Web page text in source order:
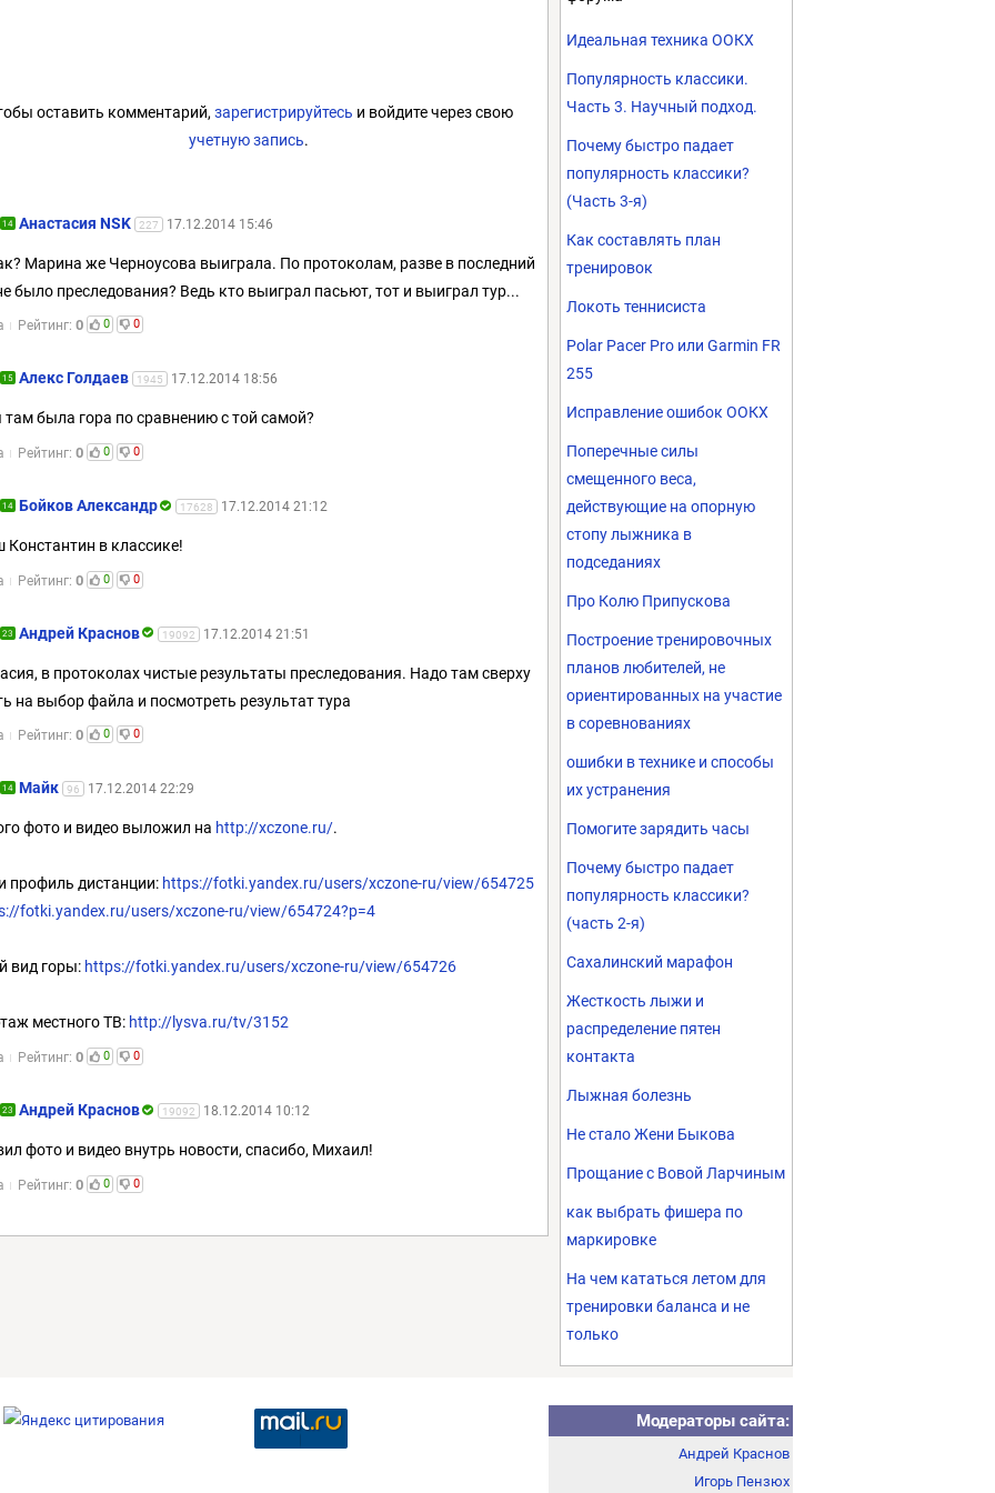
оставить комментарий, зарегистрируйтесь и войдите через свою
учетную запись.
14 Анастасия NSK 227 17.12.2014 15:46
Марина же Черноусова выиграла. По протоколам, разве в последний
было преследования? Ведь кто выиграл пасьют, тот и выиграл тур...
Рейтинг: 0 0 0
15 Алекс Голдаев 1945 17.12.2014 18:56
там была гора по сравнению с той самой?
Рейтинг: 0 0 0
14 Бойков Александр 17628 17.12.2014 21:12
Константин в классике!
Рейтинг: 0 0 0
23 Андрей Краснов 19092 17.12.2014 21:51
в протоколах чистые результаты преследования. Надо там сверху
на выбор файла и посмотреть результат тура
Рейтинг: 0 0 0
14 Майк 96 17.12.2014 22:29
фото и видео выложил на http://xczone.ru/.
профиль дистанции: https://fotki.yandex.ru/users/xczone-ru/view/654725
fotki.yandex.ru/users/xczone-ru/view/654724?p=4
вид горы: https://fotki.yandex.ru/users/xczone-ru/view/654726
местного ТВ: http://lysva.ru/tv/3152
Рейтинг: 0 0 0
23 Андрей Краснов 19092 18.12.2014 10:12
фото и видео внутрь новости, спасибо, Михаил!
Рейтинг: 0 0 0
Идеальная техника ООКХ
Популярность классики.
Часть 3. Научный подход.
Почему быстро падает
популярность классики?
(Часть 3-я)
Как составлять план
тренировок
Локоть теннисиста
Polar Pacer Pro или Garmin FR
255
Исправление ошибок ООКХ
Поперечные силы
смещенного веса,
действующие на опорную
стопу лыжника в
подседаниях
Про Колю Припускова
Построение тренировочных
планов любителей, не
ориентированных на участие
в соревнованиях
ошибки в технике и способы
их устранения
Помогите зарядить часы
Почему быстро падает
популярность классики?
(часть 2-я)
Сахалинский марафон
Жесткость лыжи и
распределение пятен
контакта
Лыжная болезнь
Не стало Жени Быкова
Прощание с Вовой Ларчиным
как выбрать фишера по
маркировке
На чем кататься летом для
тренировки баланса и не
только
Модераторы сайта:
Андрей Краснов
Игорь Пензюх